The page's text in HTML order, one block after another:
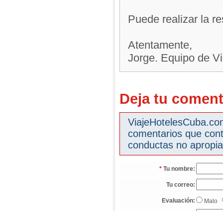
Puede realizar la
Atentamente,
Jorge. Equipo de
Deja tu
comentarios que
conductas no
* Tu nombre:
Tu correo:
Evaluación: Malo